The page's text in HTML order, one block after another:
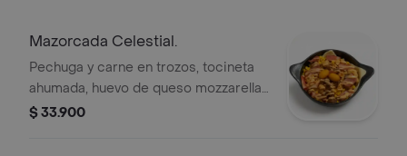
Mazorcada Celestial.
Pechuga y carne en trozos, tocineta
ahumada, huevo de queso mozzarella
y maíz dulce .
$ 33.900